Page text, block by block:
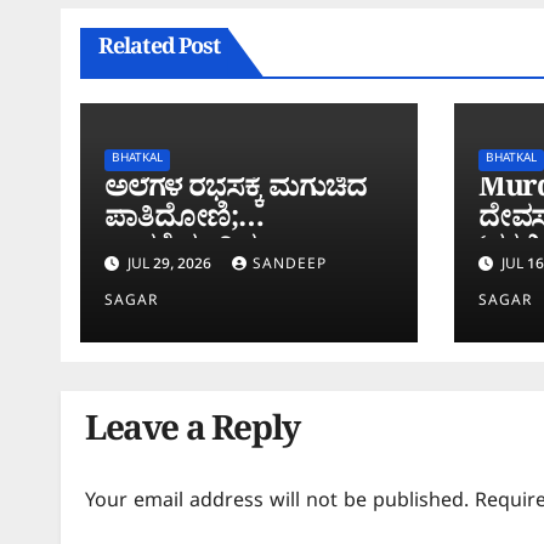
Related Post
BHATKAL
ಅಲೆಗಳ ರಭಸಕ್ಕೆ ಮಗುಚಿದ
ಪಾತಿದೋಣಿ;
ನಾಪತ್ತೆಯಾಗಿದ್ದ
ಮೀನುಗಾರನ ಮೃ*ತದೇಹ
ಮುಂಡಳ್ಳಿ ಕಡಲತೀರದಲ್ಲಿ
ಪತ್ತೆ!
JUL 29, 2026
SANDEEP
SAGAR
BHATKAL
JUL
SAGAR
Leave a Reply
Your email address will not be published.